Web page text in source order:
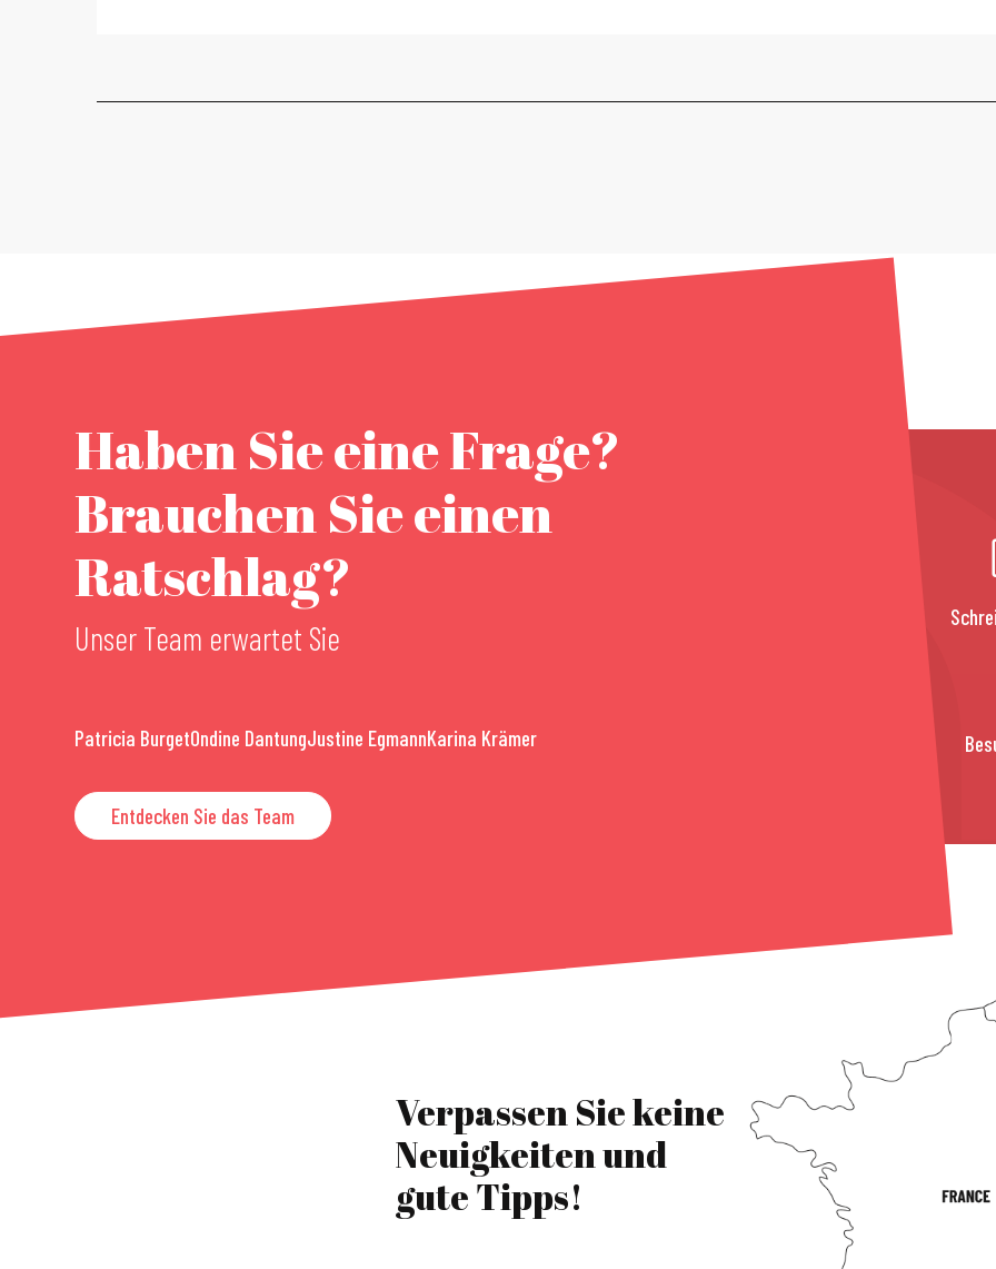
Haben Sie eine Frage?
Brauchen Sie einen
Ratschlag?
Unser Team erwartet Sie
Patricia BurgetOndine DantungJustine EgmannKarina Krämer
Entdecken Sie das Team
Verpassen Sie keine
Neuigkeiten und
gute Tipps!